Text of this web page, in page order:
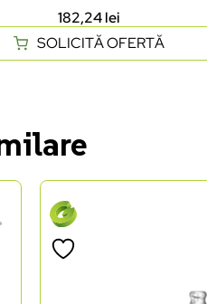
182,24lei
SOLICITĂ OFERTĂ